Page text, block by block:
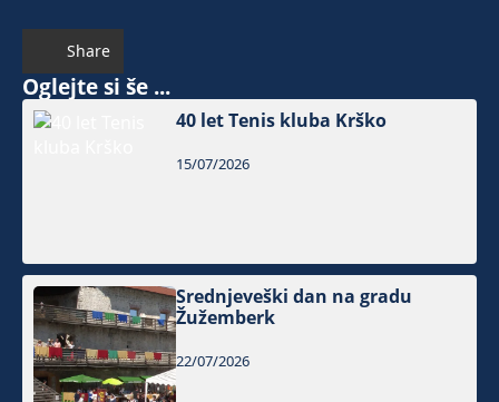
Share
Oglejte si še ...
40 let Tenis kluba Krško
15/07/2026
Srednjeveški dan na gradu
Žužemberk
22/07/2026